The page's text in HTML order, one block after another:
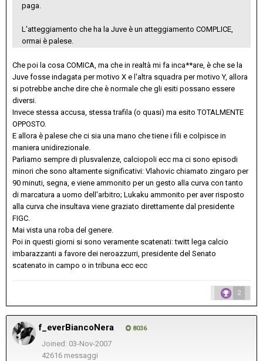
paga.
L'atteggiamento che ha la Juve è un atteggiamento COMPLICE,
ormai è palese.
Che poi la cosa COMICA, ma che in realtà mi fa inca**are, è che se la
Juve fosse indagata per motivo X e l'altra squadra per motivo Y, allora
si potrebbe anche dire che è normale che gli esiti possano essere
diversi.
Invece stessa accusa, stessa trafila (o quasi) ma esito TOTALMENTE
OPPOSTO.
E allora è palese che ci sia una mano che tiene i fili e colpisce in
maniera unidirezionale.
Parliamo sempre di plusvalenze, calciopoli ecc ma ci sono episodi
minori che sono altamente significativi: Vlahovic chiamato zingaro per
90 minuti, segna, e viene ammonito per un gesto alla curva con tanto
di marcatura a uomo dell'arbitro; Lukaku ammonito per aver risposto
alla curva che insultava viene graziato direttamente dal presidente
FIGC.
Mai vista una roba del genere.
Poi in questi giorni si sono veramente scatenati: twitt lega calcio
imbarazzanti a favore dei neroazzurri, presidente del Senato
scatenato in campo o in tribuna ecc ecc
2
f_everBiancoNera 8036
Joined: 03-Nov-2007
42616 messaggi